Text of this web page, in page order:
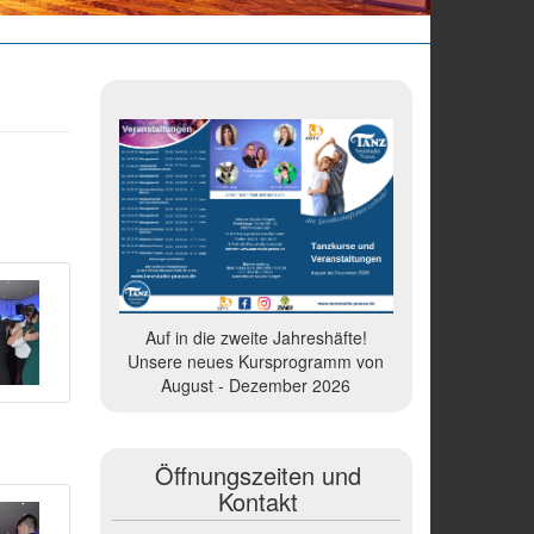
Auf in die zweite Jahreshäfte!
Unsere neues Kursprogramm von
August - Dezember 2026
Öffnungszeiten und
Kontakt